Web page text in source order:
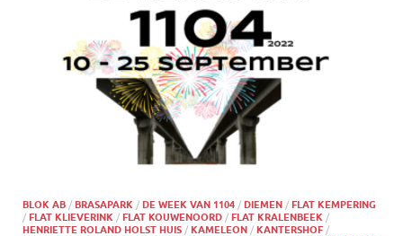
BLOK AB / BRASAPARK / DE WEEK VAN 1104 / DIEMEN / FLAT KEMPERING
/ FLAT KLIEVERINK / FLAT KOUWENOORD / FLAT KRALENBEEK /
HENRIETTE ROLAND HOLST HUIS / KAMELEON / KANTERSHOF /